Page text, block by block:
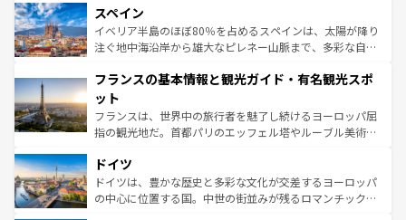
ろん、トスカーナの美しい田園風景やアマルフィ海岸の絶
景など、自然景観も見逃せない。観光の合間には、本場の
ピザやパスタなど、絶品のイタリア料理を堪能することも
ませてくれるイタリアで、忘れられない旅をしてみよう！
なお、新着のイタリア情報は
しい。
スペイン
イベリア半島のほぼ80％を占めるスペインは、太陽が降り
注ぐ地中海沿岸から雄大なピレネー山脈まで、多彩な自然
文化が根付くこの国では、情熱的なフラメンコ、熱気あふ
れる闘牛、そして美味しいタパスが生活の一部となってい
る。首都マドリードの洗練された雰囲気や、バルセロナの
アートに溢れた街角から、地方では古代ローマ遺跡や中世
せる。地方によって風土や気候が異なるスペインはその個
性で訪れる人を魅了する。 なお、新着のスペイン情報は コ
ンテンツ一覧を参照してほしい。
フランスの基本情報と観光ガイド・有名観光スポ
ット
フランスは、世界中の旅行者を魅了し続けるヨーロッパ屈
指の観光地だ。首都パリのエッフェル塔やルーブル美術館
で、幅広い魅力が詰まっている。華麗な宮殿、歴史的な大
聖堂、美しいビーチ、そして豊かな自然が、訪れる者を心
から魅了する。また、フランスは美食の国としても知ら
ドイツ
ドイツは、豊かな歴史と多彩な文化が交差するヨーロッパ
の中心に位置する国。中世の街並みが残るロマンチック街